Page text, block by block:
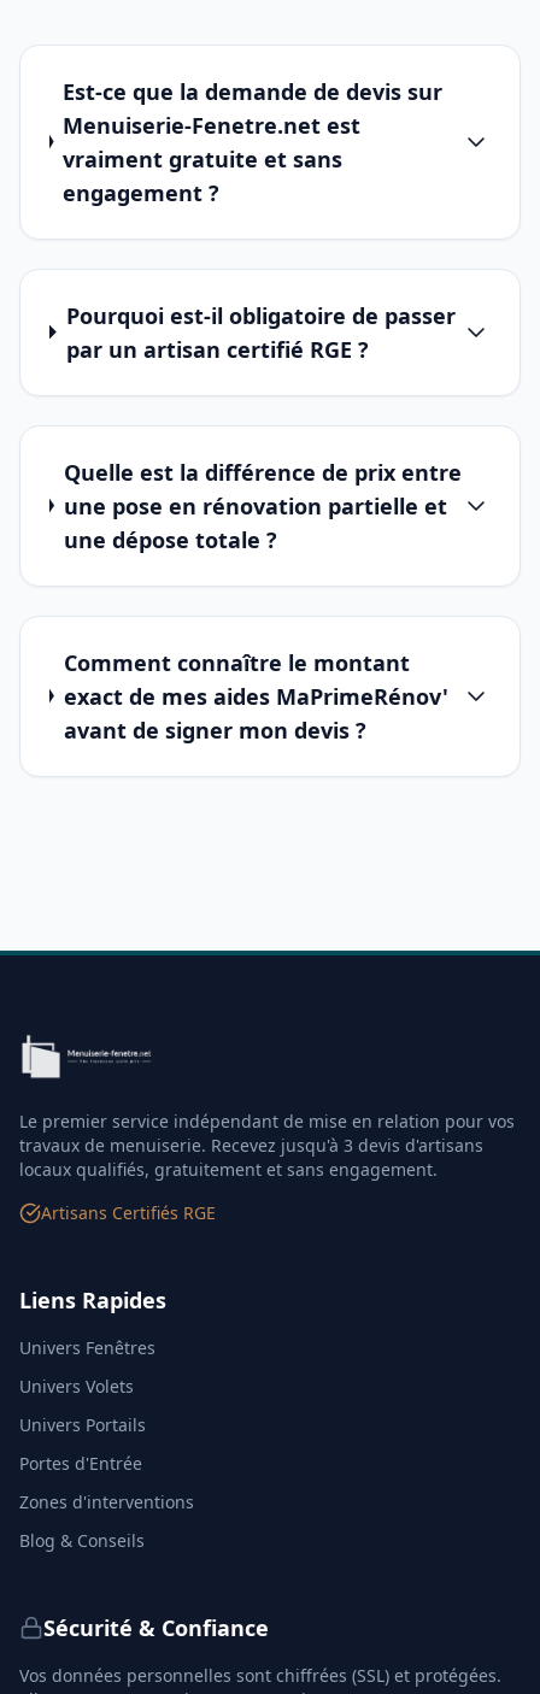
Est-ce que la demande de devis sur
Menuiserie-Fenetre.net est
vraiment gratuite et sans
engagement ?
Pourquoi est-il obligatoire de passer
par un artisan certifié RGE ?
Quelle est la différence de prix entre
une pose en rénovation partielle et
une dépose totale ?
Comment connaître le montant
exact de mes aides MaPrimeRénov'
avant de signer mon devis ?
Le premier service indépendant de mise en relation pour vos
travaux de menuiserie. Recevez jusqu'à 3 devis d'artisans
locaux qualifiés, gratuitement et sans engagement.
Artisans Certifiés RGE
Liens Rapides
Univers Fenêtres
Univers Volets
Univers Portails
Portes d'Entrée
Zones d'interventions
Blog & Conseils
Sécurité & Confiance
Vos données personnelles sont chiffrées (SSL) et protégées.